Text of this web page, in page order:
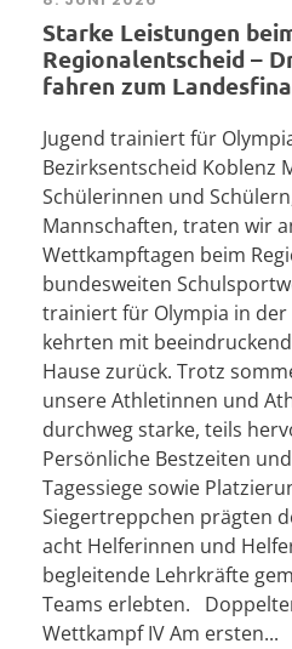
Starke Leistungen
Regionalentscheid –
fahren zum
Jugend trainiert für
Bezirksentscheid Koblenz
Schülerinnen und
Mannschaften, traten wir
Wettkampftagen beim
bundesweiten
trainiert für Olympia in der
kehrten mit
Hause zurück. Trotz
unsere Athletinnen und
durchweg starke, teils
Persönliche Bestzeiten
Tagessiege sowie
Siegertreppchen prägten
acht Helferinnen und
begleitende Lehrkräfte
Teams erlebten.
Wettkampf IV Am ersten...